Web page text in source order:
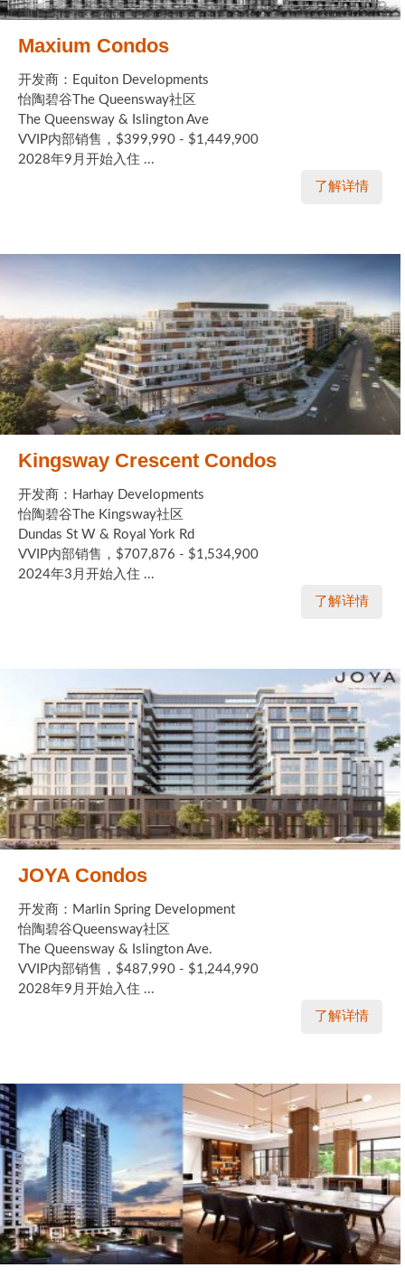
Maxium Condos
开发商：Equiton Developments
怡陶碧谷The Queensway社区
The Queensway & Islington Ave
VVIP内部销售，$399,990 - $1,449,900
2028年9月开始入住 ...
了解详情
Kingsway Crescent Condos
开发商：Harhay Developments
怡陶碧谷The Kingsway社区
Dundas St W & Royal York Rd
VVIP内部销售，$707,876 - $1,534,900
2024年3月开始入住 ...
了解详情
JOYA Condos
开发商：Marlin Spring Development
怡陶碧谷Queensway社区
The Queensway & Islington Ave.
VVIP内部销售，$487,990 - $1,244,990
2028年9月开始入住 ...
了解详情